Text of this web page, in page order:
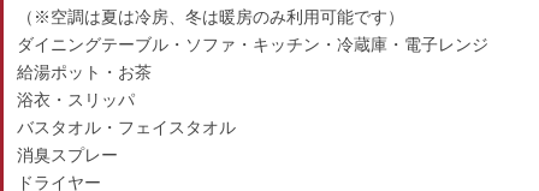
（※空調は夏は冷房、冬は暖房のみ利用可能です）
ダイニングテーブル・ソファ・キッチン・冷蔵庫・電子レンジ
給湯ポット・お茶
浴衣・スリッパ
バスタオル・フェイスタオル
消臭スプレー
ドライヤー